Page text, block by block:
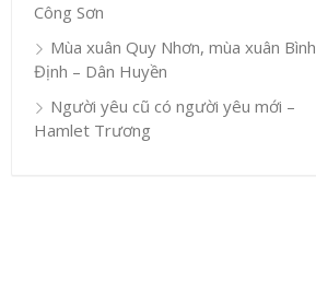
Công Sơn
Mùa xuân Quy Nhơn, mùa xuân Bình
Định – Dân Huyền
Người yêu cũ có người yêu mới –
Hamlet Trương